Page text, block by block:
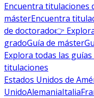
Encuentra titulaciones
másterEncuentra
de doctorado👉
gradoGuía de máster
Explora todas las
titulaciones
Estados Unidos de
UnidoAlemaniaItalia